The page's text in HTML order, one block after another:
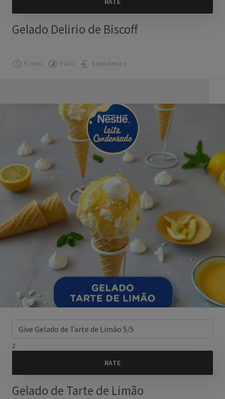
Gelado Delirio de Biscoff
5 min. Fácil Económico
2
Gelado de Tarte de Limão